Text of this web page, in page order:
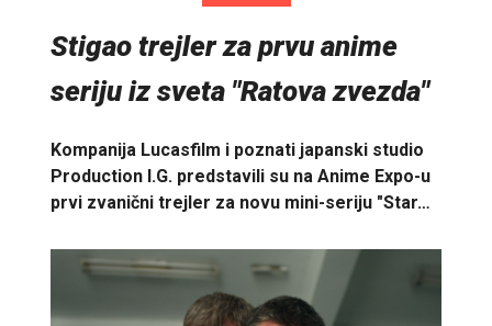
Stigao trejler za prvu anime
seriju iz sveta "Ratova zvezda"
Kompanija Lucasfilm i poznati japanski studio
Production I.G. predstavili su na Anime Expo-u
prvi zvanični trejler za novu mini-seriju "Star…